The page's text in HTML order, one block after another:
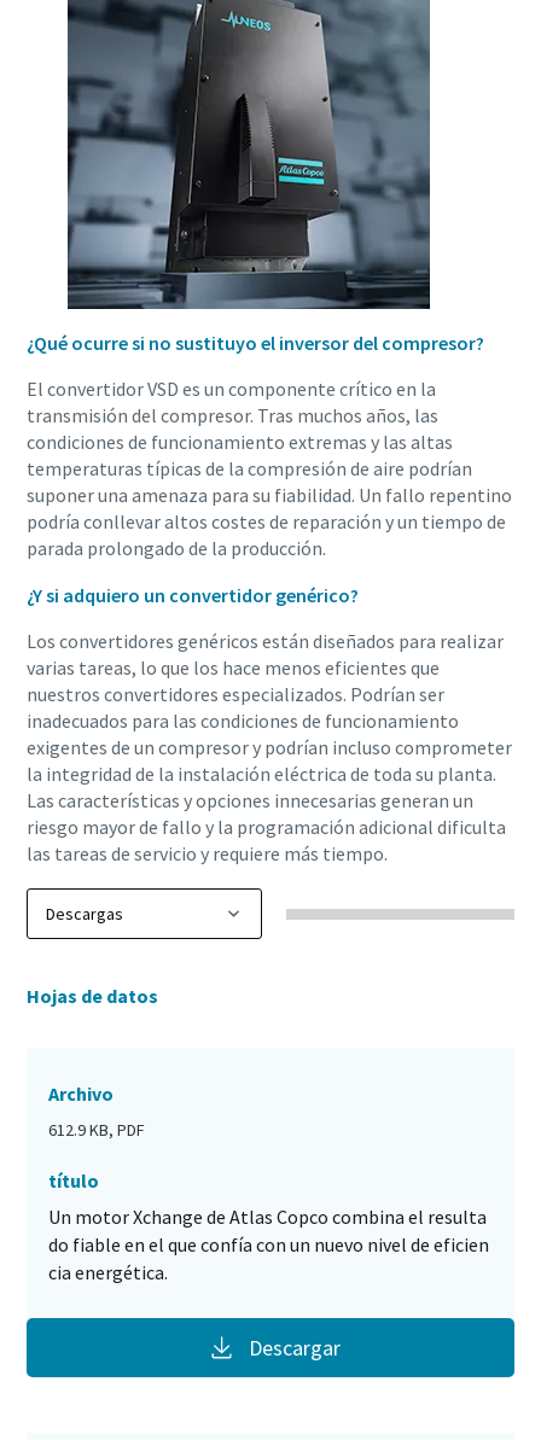
¿Qué ocurre si no sustituyo el inversor del compresor?
El convertidor VSD es un componente crítico en la
transmisión del compresor. Tras muchos años, las
condiciones de funcionamiento extremas y las altas
temperaturas típicas de la compresión de aire podrían
suponer una amenaza para su fiabilidad. Un fallo repentino
podría conllevar altos costes de reparación y un tiempo de
parada prolongado de la producción.
¿Y si adquiero un convertidor genérico?
Los convertidores genéricos están diseñados para realizar
varias tareas, lo que los hace menos eficientes que
nuestros convertidores especializados. Podrían ser
inadecuados para las condiciones de funcionamiento
exigentes de un compresor y podrían incluso comprometer
la integridad de la instalación eléctrica de toda su planta.
Las características y opciones innecesarias generan un
riesgo mayor de fallo y la programación adicional dificulta
las tareas de servicio y requiere más tiempo.
Hojas de datos
Archivo
612.9 KB, PDF
título
Un motor Xchange de Atlas Copco combina el resulta
do fiable en el que confía con un nuevo nivel de eficien
cia energética.
Descargar